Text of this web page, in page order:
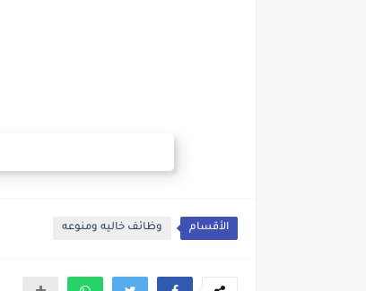
الأقسام وظائف خاليه ومنوعه